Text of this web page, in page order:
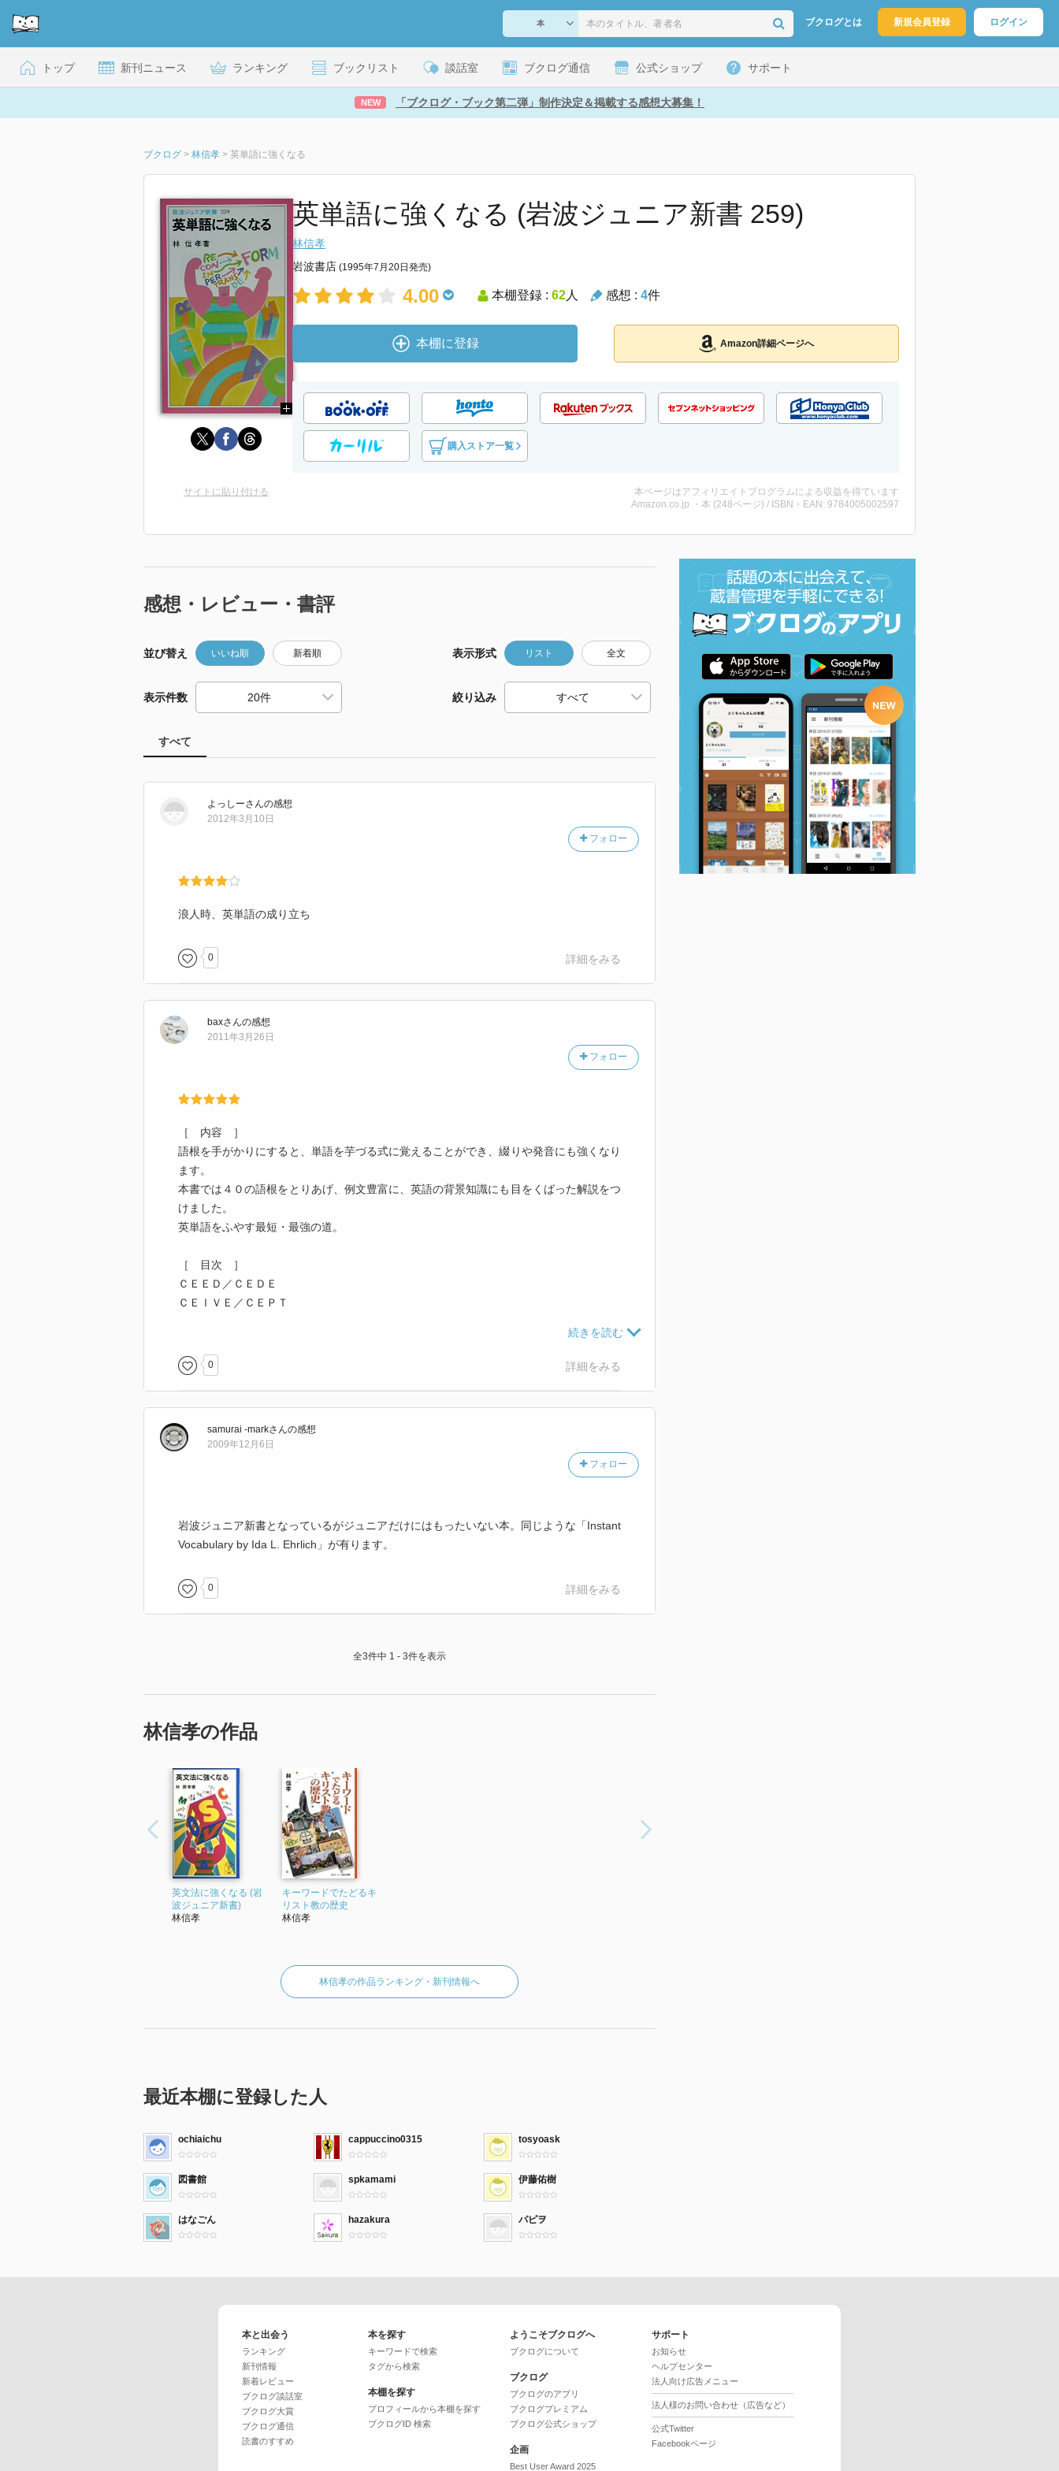
ブクログとは 新規会員登録 ログイン
トップ 新刊ニュース ランキング ブックリスト 談話室 ブクログ通信 公式ショップ サポート
NEW 「ブクログ・ブック第二弾」制作決定＆掲載する感想大募集！
ブクログ > 林信孝 > 英単語に強くなる
英単語に強くなる (岩波ジュニア新書 259)
林信孝
岩波書店 (1995年7月20日発売)
4.00 本棚登録 : 62人 感想 : 4件
本棚に登録 Amazon詳細ページへ
購入ストア一覧
サイトに貼り付ける
本ページはアフィリエイトプログラムによる収益を得ています
Amazon.co.jp ・本 (248ページ) / ISBN・EAN: 9784005002597
感想・レビュー・書評
並び替え いいね順 新着順 表示形式 リスト 全文
表示件数 絞り込み
すべて
よっしーさんの感想
フォロー
2012年3月10日
浪人時、英単語の成り立ち
0 詳細をみる
baxさんの感想
フォロー
2011年3月26日
［ 内容 ］
語根を手がかりにすると、単語を芋づる式に覚えることができ、綴りや発音にも強くなり
ます。
本書では４０の語根をとりあげ、例文豊富に、英語の背景知識にも目をくばった解説をつ
けました。
英単語をふやす最短・最強の道。
［ 目次 ］
ＣＥＥＤ／ＣＥＤＥ
ＣＥＩＶＥ／ＣＥＰＴ
ＣＵＲ
ＤＩＣＴ／ＤＩＣ
ＦＥＲ／ＬＡＴＥ
ＦＯＲＭ〔ほか〕
［ おすすめ度 ］
☆☆☆☆☆☆☆ おすすめ度
［ 参考となる書評 ］
0 詳細をみる
samurai -markさんの感想
フォロー
2009年12月6日
岩波ジュニア新書となっているがジュニアだけにはもったいない本。同じような「Instant
Vocabulary by Ida L. Ehrlich」が有ります。
0 詳細をみる
全3件中 1 - 3件を表示
林信孝の作品
英文法に強くなる (岩
波ジュニア新書)
林信孝
キーワードでたどるキ
リスト教の歴史
林信孝
林信孝の作品ランキング・新刊情報へ
最近本棚に登録した人
ochiaichu cappuccino0315 tosyoask
図書館 spkamami 伊藤佑樹
はなごん hazakura パピヲ
本と出会う
ランキング
新刊情報
新着レビュー
ブクログ談話室
ブクログ大賞
ブクログ通信
読書のすすめ
本を探す
キーワードで検索
タグから検索
本棚を探す
プロフィールから本棚を探す
ブクログID 検索
ようこそブクログへ
ブクログについて
ブクログ
ブクログのアプリ
ブクログプレミアム
ブクログ公式ショップ
企画
Best User Award 2025
サポート
お知らせ
ヘルプセンター
法人向け広告メニュー
法人様のお問い合わせ（広告など）
公式Twitter
Facebookページ